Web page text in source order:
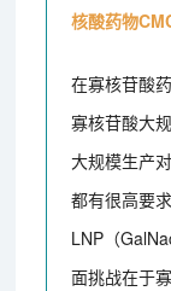
核酸药物
在寡核苷酸
寡核苷酸大
大规模生产
都有很高要
LNP（
面挑战在于